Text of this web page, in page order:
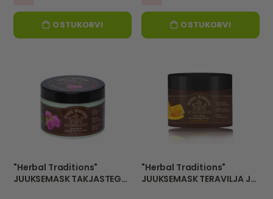
OSTUKORVI OSTUKORVI
"Herbal Traditions"
JUUKSEMASK TAKJASTEGA,
"Herbal Traditions"
JUUKSEMASK TERAVILJA JA